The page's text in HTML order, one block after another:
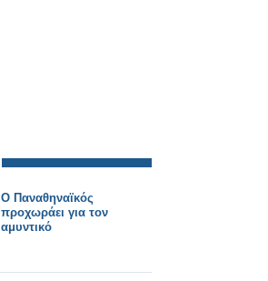
Ο Παναθηναϊκός
προχωράει για τον
αμυντικό